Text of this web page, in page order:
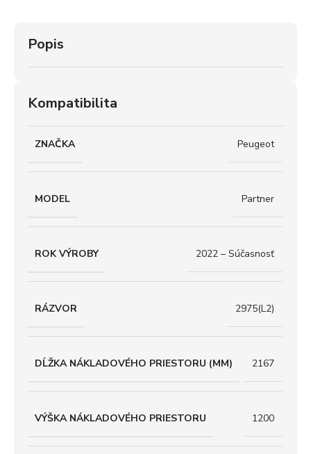
Popis
Kompatibilita
ZNAČKA Peugeot
MODEL Partner
ROK VÝROBY 2022 – Súčasnosť
RÁZVOR 2975(L2)
DĹŽKA NÁKLADOVÉHO PRIESTORU (MM) 2167
VÝŠKA NÁKLADOVÉHO PRIESTORU 1200